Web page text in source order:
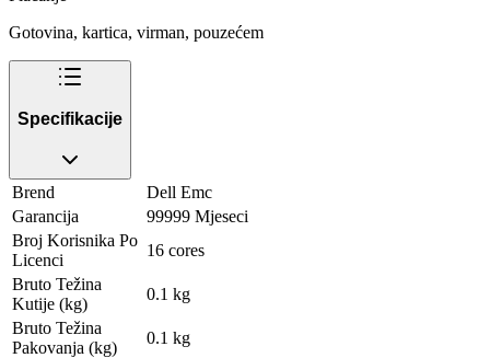
Gotovina, kartica, virman, pouzećem
Specifikacije
Brend
Dell Emc
Garancija
99999 Mjeseci
Broj Korisnika Po
Licenci
16 cores
Bruto Težina
Kutije (kg)
0.1 kg
Bruto Težina
Pakovanja (kg)
0.1 kg